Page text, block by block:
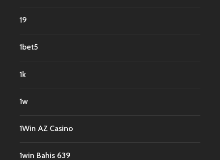
19
1bet5
1k
1w
1Win AZ Casino
1win Bahis 639